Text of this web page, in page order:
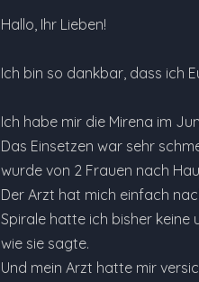
Hallo, Ihr Lieben!
Ich bin so dankbar, dass ich
Ich habe mir die Mirena im
Das Einsetzen war sehr
wurde von 2 Frauen nach
Der Arzt hat mich einfach
Spirale hatte ich bisher keine
wie sie sagte.
Und mein Arzt hatte mir